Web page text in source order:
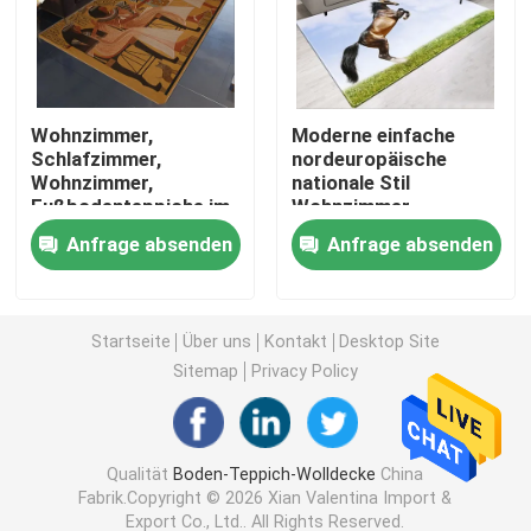
Wasserdichter Teppich des Badezimmers
Das Spielzimmer-Wolldecke der Kinder
Stuhl-Boden-Matte
Waschbarer Küchen-Teppich
Dartscheibe-Matte
Gleiten Sie nicht Treppen-Matten
Wohnzimmer,
Schlafzimmer,
Wohnzimmer,
Fußbodenteppiche im
nordeuropäischen Stil
Anfrage absenden
Moderne einfache
nordeuropäische
nationale Stil
Wohnzimmer,
Schlafzimmer
Wohnzimmer
Fußbodenteppiche
Anfrage absenden
Startseite Über uns Kontakt
Desktop Site
Sitemap
Privacy Policy
Qualität Boden-Teppich-Wolldecke China
Fabrik.Copyright © 2026 Xian Valentina Import &
Export Co., Ltd.. All Rights Reserved.